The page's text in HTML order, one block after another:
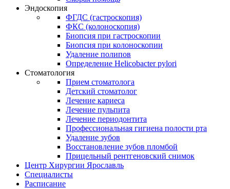
Эндоскопия
ФГДС (гастроскопия)
ФКС (колоноскопия)
Биопсия при гастроскопии
Биопсия при колоноскопии
Удаление полипов
Определение Helicobacter pylori
Стоматология
Прием стоматолога
Детский стоматолог
Лечение кариеса
Лечение пульпита
Лечение периодонтита
Профессиональная гигиена полости рта
Удаление зубов
Восстановление зубов пломбой
Прицельный рентгеновский снимок
Центр Хирургии Ярославль
Специалисты
Расписание